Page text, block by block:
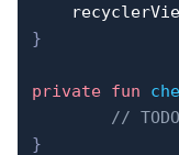
}
private fun
//
}